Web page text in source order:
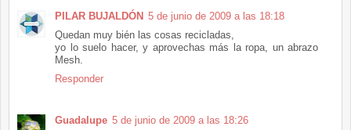
PILAR BUJALDÓN 5 de junio de 2009 a las 18:18
Quedan muy bién las cosas recicladas,
yo lo suelo hacer, y aprovechas más la ropa, un abrazo
Mesh.
Responder
Guadalupe 5 de junio de 2009 a las 18:26